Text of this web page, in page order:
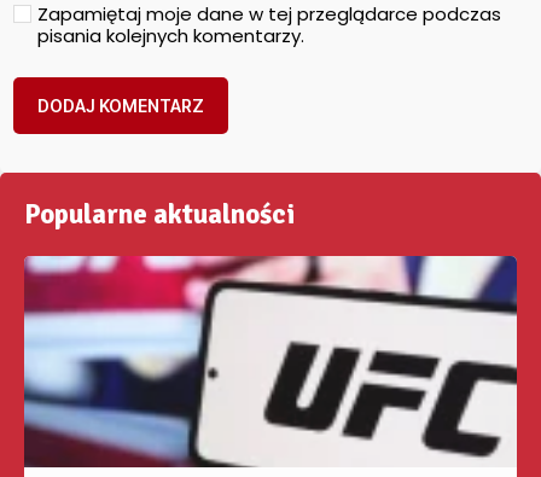
Zapamiętaj moje dane w tej przeglądarce podczas
pisania kolejnych komentarzy.
Popularne aktualności